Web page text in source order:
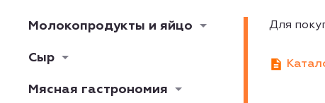
Молокопродукты и яйцо
Сыр
Мясная гастрономия
Для